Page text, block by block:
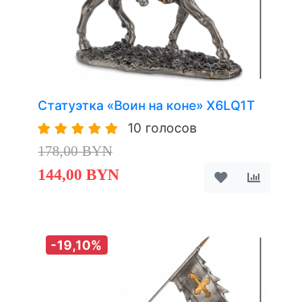
Статуэтка «Воин на коне» X6LQ1T
10 голосов
178,00 BYN
144,00 BYN
-19,10%